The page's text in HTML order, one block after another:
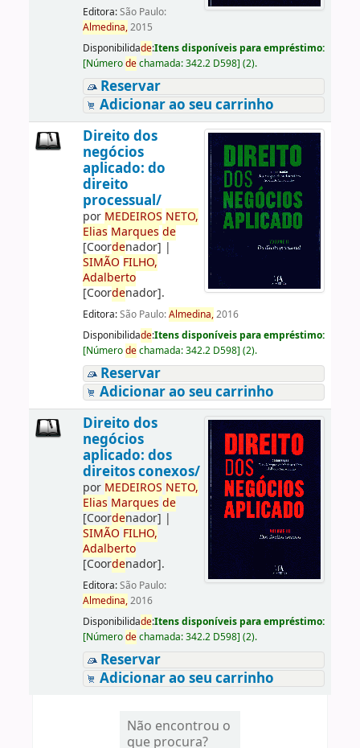
Editora:São Paulo:
Almedina,2015
Disponibilidade:Itens disponíveis para empréstimo:
[Númerodechamada:342.2 D598] (2).
Reservar
Adicionar ao seu carrinho
Direito dos
negócios
aplicado: do
direito
processual/
por MEDEIROS NETO,
Elias Marques de
[Coordenador] |
SIMÃO FILHO,
Adalberto
[Coordenador].
Editora:São Paulo:Almedina,2016
Disponibilidade:Itens disponíveis para empréstimo:
[Númerodechamada:342.2 D598] (2).
Reservar
Adicionar ao seu carrinho
Direito dos
negócios
aplicado: dos
direitos conexos/
por MEDEIROS NETO,
Elias Marques de
[Coordenador] |
SIMÃO FILHO,
Adalberto
[Coordenador].
Editora:São Paulo:
Almedina,2016
Disponibilidade:Itens disponíveis para empréstimo:
[Númerodechamada:342.2 D598] (2).
Reservar
Adicionar ao seu carrinho
Não encontrou o
que procura?